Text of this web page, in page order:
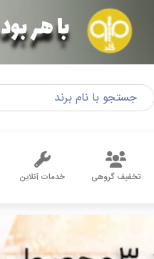
تخفیف گروهی خدمات آنلاین